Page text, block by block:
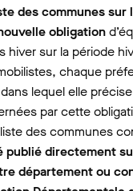
des communes sur
obligation
hiver sur la période
chaque
lequel elle
par cette
des communes
publié directement
département ou